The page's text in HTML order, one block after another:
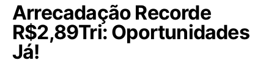
Arrecadação Recorde
R$2,89Tri: Oportunidades
Já!